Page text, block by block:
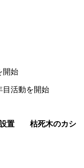
開始
目活動を開始
設置 枯死木のカシ